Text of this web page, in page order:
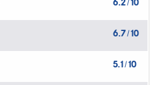
/
6.7/10
5.1/10